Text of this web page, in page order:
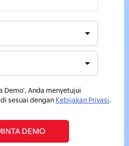
Demo', Anda menyetujui
sesuai dengan Kebijakan Privasi.